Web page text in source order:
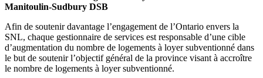
Manitoulin-Sudbury DSB
Afin de soutenir davantage l’engagement de l’Ontario envers la
SNL, chaque gestionnaire de services est responsable d’une cible
d’augmentation du nombre de logements à loyer subventionné dans
le but de soutenir l’objectif général de la province visant à accroître
le nombre de logements à loyer subventionné.